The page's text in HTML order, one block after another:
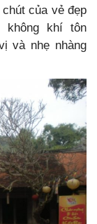
của vẻ đẹp
không khí tôn
và nhẹ nhàng